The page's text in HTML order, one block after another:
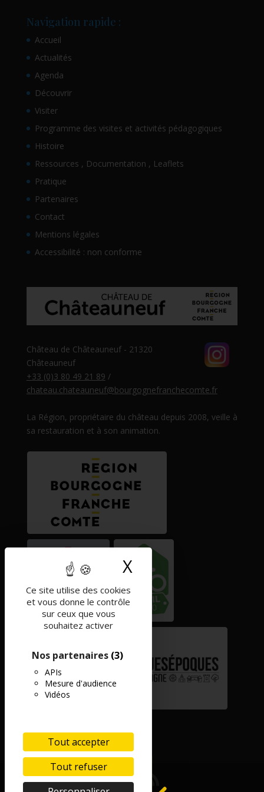
Ce site utilise des cookies
et vous donne le contrôle
sur ceux que vous
souhaitez activer
Nos partenaires (3)
APIs
Mesure d'audience
Vidéos
Tout accepter
Tout refuser
X Masquer le
Navigation rapide :
Accueil
Actualités
Agenda
Découvrir
Visiter
Programme des visites et activités pédagogiques
Histoire
Ressources , Documentation , Leaflets
Pratique
Partenaires
Contact
Mentions légales
Accessibilité : non conforme
Château de Châteauneuf - 21320
Châteauneuf
+33 (0)3 80 49 21 89 /
chateau.chateauneuf@bourgognefranchecomte.fr
La Région, propriétaire du château depuis 2008, veille à
sa restauration et à son animation.